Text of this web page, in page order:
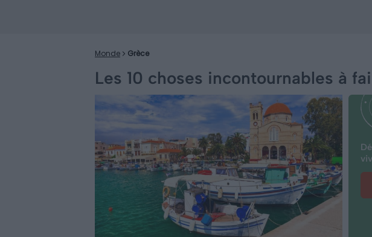
Monde Grèce
Les 10 choses incontournables à